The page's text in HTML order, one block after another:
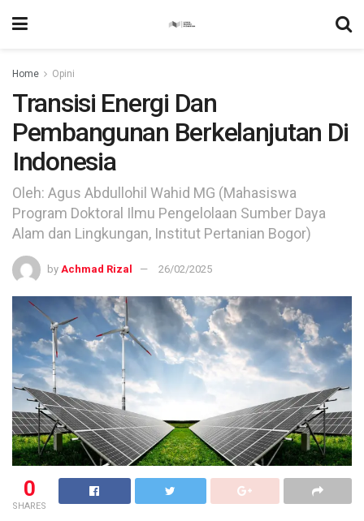
Home Opini
Transisi Energi Dan
Pembangunan Berkelanjutan Di
Indonesia
Oleh: Agus Abdullohil Wahid MG (Mahasiswa
Program Doktoral Ilmu Pengelolaan Sumber Daya
Alam dan Lingkungan, Institut Pertanian Bogor)
by Achmad Rizal 26/02/2025
0
SHARES